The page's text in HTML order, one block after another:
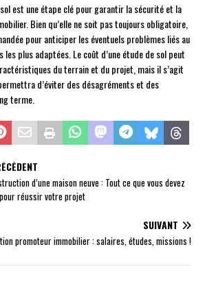
sol est une étape clé pour garantir la sécurité et la
Bien qu’elle ne soit pas toujours obligatoire,
pour anticiper les éventuels problèmes liés au
plus adaptées. Le coût d’une étude de sol peut
du terrain et du projet, mais il s’agit
d’éviter des désagréments et des
terme.
d’une maison neuve : Tout ce que vous devez
réussir votre projet
SUIVANT
promoteur immobilier : salaires, études, missions !